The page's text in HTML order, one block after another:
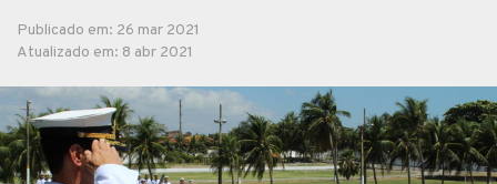
Publicado em: 26 mar 2021
Atualizado em: 8 abr 2021